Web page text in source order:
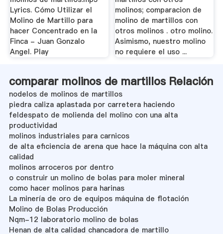
Lyrics. Cómo Utilizar el
Molino de Martillo para
hacer Concentrado en la
Finca - Juan Gonzalo
Angel. Play
molinos; comparacion de
molino de martillos con
otros molinos . otro molino.
Asimismo, nuestro molino
no requiere el uso ...
comparar molinos de martillos Relación
nodelos de molinos de martillos
piedra caliza aplastada por carretera haciendo
feldespato de molienda del molino con una alta
productividad
molinos industriales para carnicos
de alta eficiencia de arena que hace la máquina con alta
calidad
molinos arroceros por dentro
o construir un molino de bolas para moler mineral
como hacer molinos para harinas
La minería de oro de equipos máquina de flotación
Molino de Bolas Producción
Nqm-12 laboratorio molino de bolas
Henan de alta calidad chancadora de martillo